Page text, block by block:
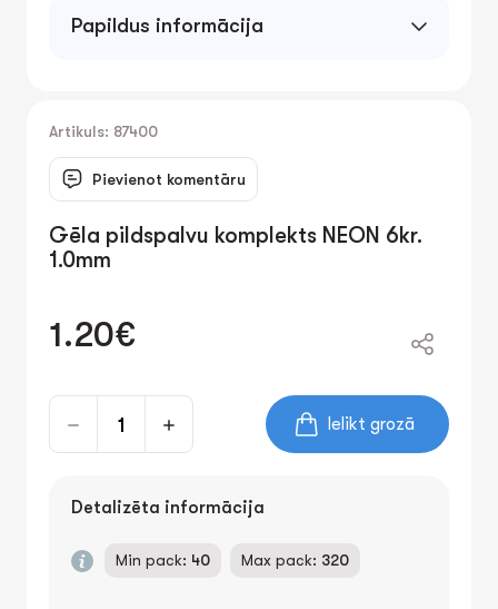
Papildus informācija
Artikuls: 87400
Pievienot komentāru
Gēla pildspalvu komplekts NEON 6kr.
1.0mm
1.20€
Ielikt grozā
Detalizēta informācija
Min pack: 40 Max pack: 320